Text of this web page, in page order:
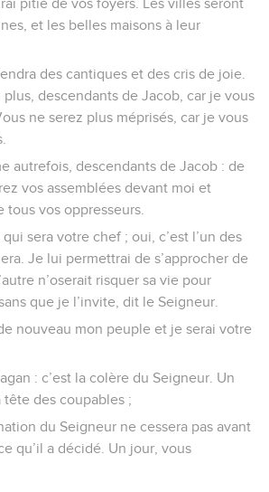
pitié de vos foyers. Les villes seront
et les belles maisons à leur
des cantiques et des cris de joie.
descendants de Jacob, car je vous
ne serez plus méprisés, car je vous
autrefois, descendants de Jacob : de
vos assemblées devant moi et
tous vos oppresseurs.
qui sera votre chef ; oui, c’est l’un des
Je lui permettrai de s’approcher de
n’oserait risquer sa vie pour
que je l’invite, dit le Seigneur.
nouveau mon peuple et je serai votre
: c’est la colère du Seigneur. Un
tête des coupables ;
du Seigneur ne cessera pas avant
qu’il a décidé. Un jour, vous